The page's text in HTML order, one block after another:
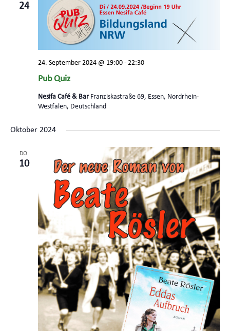
24
Pub Quiz
24. September 2024 @ 19:00- 22:30
Nesifa Café & Bar Franziskastraße 69, Essen, Nordrhein-
Westfalen, Deutschland
Oktober 2024
DO.
10